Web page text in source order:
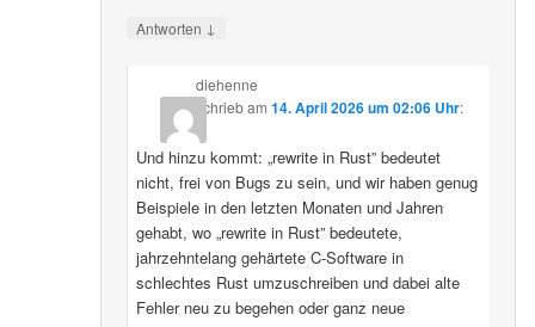
Antworten ↓
diehenne
schriebam 14. April 2026 um 02:06 Uhr:
Und hinzu kommt: „rewrite in Rust” bedeutet
nicht, frei von Bugs zu sein, und wir haben genug
Beispiele in den letzten Monaten und Jahren
gehabt, wo „rewrite in Rust” bedeutete,
jahrzehntelang gehärtete C-Software in
schlechtes Rust umzuschreiben und dabei alte
Fehler neu zu begehen oder ganz neue